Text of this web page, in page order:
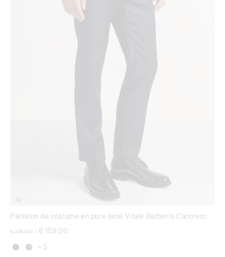
Pantalon de costume en pure laine Vitale Barberis Canonico
Prix réduit de
€ 215,00 € 159,00
+ 5